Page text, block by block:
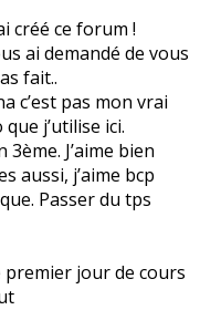
créé ce forum !
ai demandé de vous
fait..
c’est pas mon vrai
j’utilise ici.
J’aime bien
aussi, j’aime bcp
Passer du tps
premier jour de cours